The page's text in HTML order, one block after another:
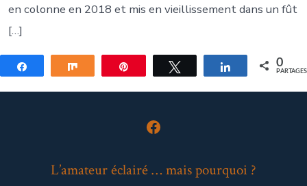
en colonne en 2018 et mis en vieillissement dans un fût
[…]
Partagez Partagez Tweetez Partagez 0
PARTAGES
Open
in
L’amateur éclairé … mais pourquoi ?